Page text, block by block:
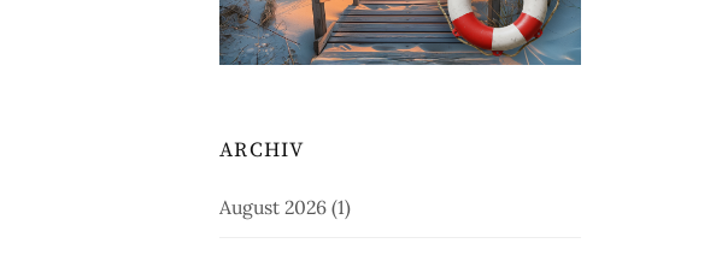
ARCHIV
August 2026 (1)